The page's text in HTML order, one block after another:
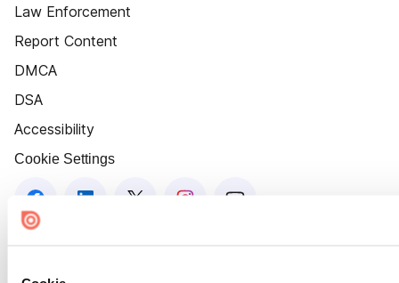
Law Enforcement
Report Content
DMCA
DSA
Accessibility
Cookie Settings